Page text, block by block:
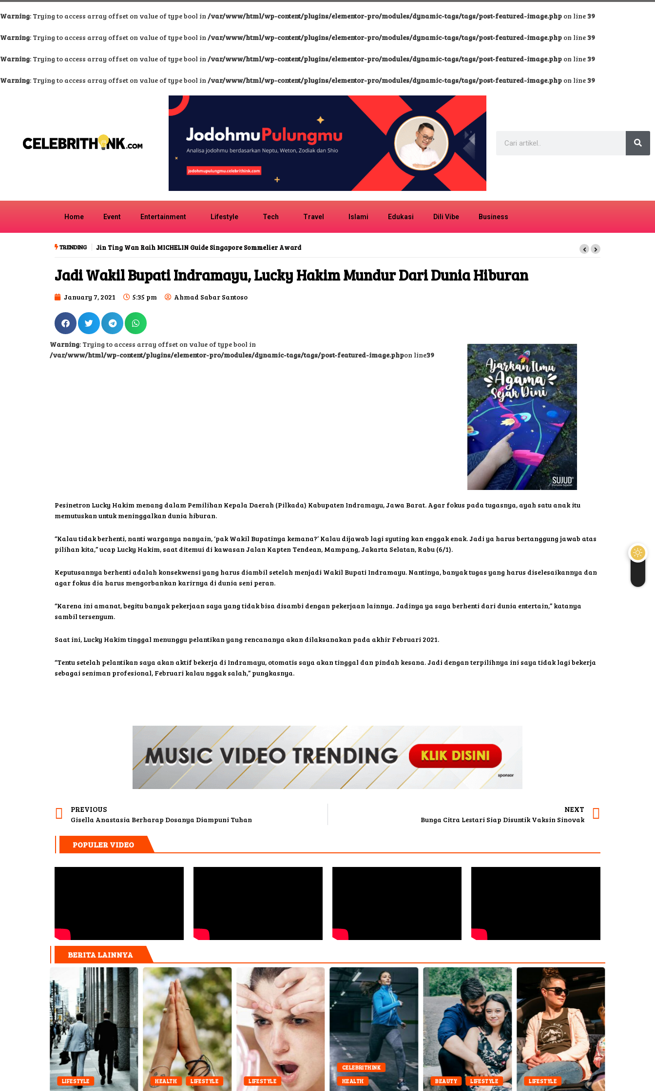
Warning: Trying to access array offset on value of type bool in /var/www/html/wp-content/plugins/elementor-pro/modules/dynamic-tags/tags/post-featured-image.php on line 39
Warning: Trying to access array offset on value of type bool in /var/www/html/wp-content/plugins/elementor-pro/modules/dynamic-tags/tags/post-featured-image.php on line 39
Warning: Trying to access array offset on value of type bool in /var/www/html/wp-content/plugins/elementor-pro/modules/dynamic-tags/tags/post-featured-image.php on line 39
Warning: Trying to access array offset on value of type bool in /var/www/html/wp-content/plugins/elementor-pro/modules/dynamic-tags/tags/post-featured-image.php on line 39
Home Event Entertainment Lifestyle Tech Travel Islami Edukasi Dili Vibe Business
TRENDING Jin Ting Wan Raih MICHELIN Guide Singapore Sommelier Award
Jadi Wakil Bupati Indramayu, Lucky Hakim Mundur Dari Dunia Hiburan
January 7, 2021 5:35 pm Ahmad Sabar Santoso
Warning: Trying to access array offset on value of type bool in
/var/www/html/wp-content/plugins/elementor-pro/modules/dynamic-tags/tags/post-featured-image.phpon line39
Pesinetron Lucky Hakim menang dalam Pemilihan Kepala Daerah (Pilkada) Kabupaten Indramayu, Jawa Barat. Agar fokus pada tugasnya, ayah satu anak itu
memutuskan untuk meninggalkan dunia hiburan.
“Kalau tidak berhenti, nanti warganya nanyain, ‘pak Wakil Bupatinya kemana?’ Kalau dijawab lagi syuting kan enggak enak. Jadi ya harus bertanggung jawab atas
pilihan kita,” ucap Lucky Hakim, saat ditemui di kawasan Jalan Kapten Tendean, Mampang, Jakarta Selatan, Rabu (6/1).
Keputusannya berhenti adalah konsekwensi yang harus diambil setelah menjadi Wakil Bupati Indramayu. Nantinya, banyak tugas yang harus diselesaikannya dan
agar fokus dia harus mengorbankan karirnya di dunia seni peran.
“Karena ini amanat, begitu banyak pekerjaan saya yang tidak bisa disambi dengan pekerjaan lainnya. Jadinya ya saya berhenti dari dunia entertain,” katanya
sambil tersenyum.
Saat ini, Lucky Hakim tinggal menunggu pelantikan yang rencananya akan dilaksanakan pada akhir Februari 2021.
“Tentu setelah pelantikan saya akan aktif bekerja di Indramayu, otomatis saya akan tinggal dan pindah kesana. Jadi dengan terpilihnya ini saya tidak lagi bekerja
sebagai seniman profesional, Februari kalau nggak salah,” pungkasnya.
PREVIOUS
Gisella Anastasia Berharap Dosanya Diampuni Tuhan
NEXT
Bunga Citra Lestari Siap Disuntik Vaksin Sinovak
POPULER VIDEO
BERITA LAINNYA
LIFESTYLE HEALTH LIFESTYLE LIFESTYLE
CELEBRITHINK
HEALTH
BEAUTY LIFESTYLE LIFESTYLE